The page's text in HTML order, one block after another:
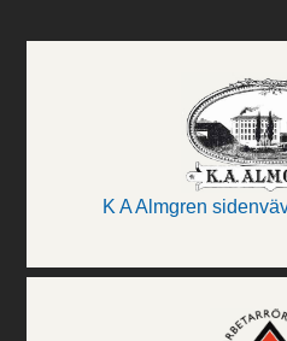
K A Almgren